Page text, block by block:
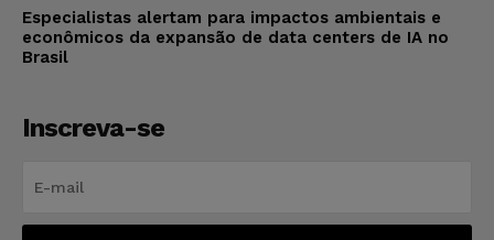
Especialistas alertam para impactos ambientais e
econômicos da expansão de data centers de IA no
Brasil
Inscreva-se